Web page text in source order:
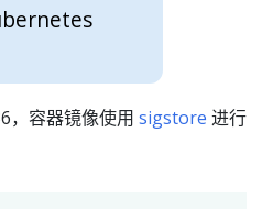
，容器镜像使用 sigstore 进行